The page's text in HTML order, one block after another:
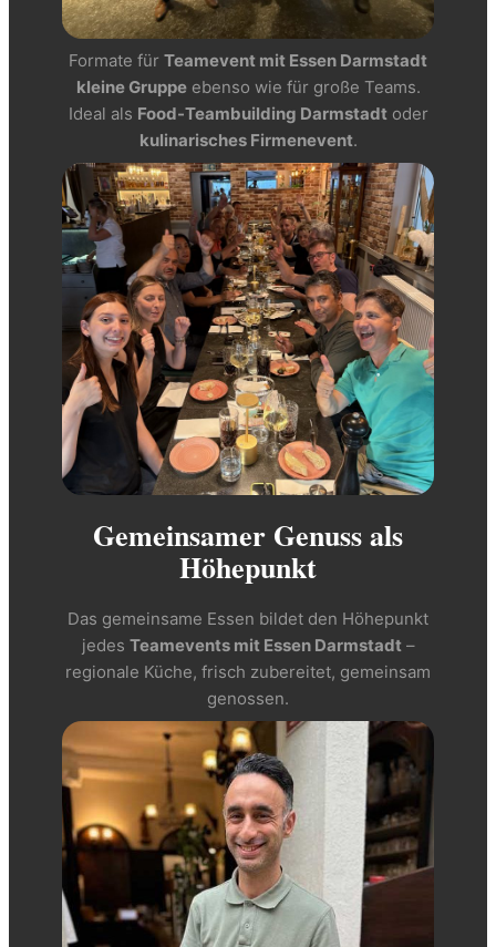
Formate für Teamevent mit Essen Darmstadt
kleine Gruppeebenso wie für große Teams.
Ideal als Food-Teambuilding Darmstadtoder
kulinarisches Firmenevent.
Gemeinsamer Genuss als
Höhepunkt
Das gemeinsame Essen bildet den Höhepunkt
jedes Teamevents mit Essen Darmstadt–
regionale Küche, frisch zubereitet, gemeinsam
genossen.